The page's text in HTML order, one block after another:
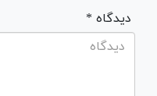
* دیدگاه